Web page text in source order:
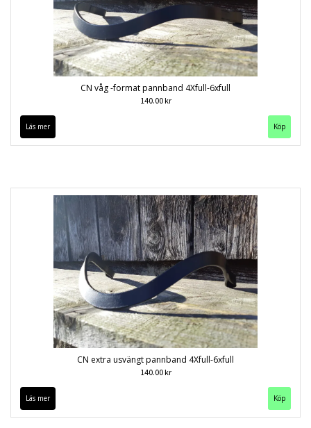
CN våg -format pannband 4Xfull-6xfull
140.00 kr
Läs mer Köp
CN extra usvängt pannband 4Xfull-6xfull
140.00 kr
Läs mer Köp